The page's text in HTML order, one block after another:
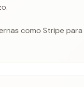
como Stripe para